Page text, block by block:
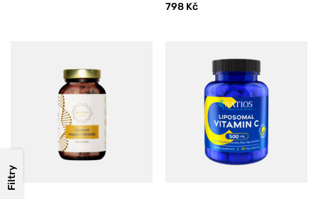
Filtry
798 Kč